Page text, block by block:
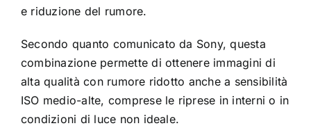
e riduzione del rumore.
Secondo quanto comunicato da Sony, questa
combinazione permette di ottenere immagini di
alta qualità con rumore ridotto anche a sensibilità
ISO medio-alte, comprese le riprese in interni o in
condizioni di luce non ideale.